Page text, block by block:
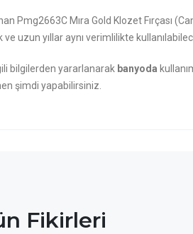
Pmg2663C Mıra Gold Klozet Fırçası
uzun yıllar aynı verimlilikte
bilgilerden yararlanarak banyoda
şimdi yapabilirsiniz.
Fikirleri